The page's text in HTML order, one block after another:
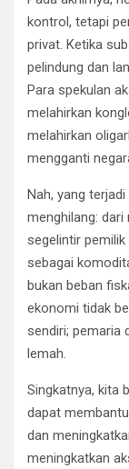
kontrol, tetapi
privat. Ketika
pelindung dan
Para spekulan
melahirkan
melahirkan
mengganti
Nah, yang
menghilang: dari
segelintir
sebagai
bukan beban
ekonomi tidak
sendiri; pemaria
lemah.
Singkatnya, kita
dapat
dan
meningkatkan